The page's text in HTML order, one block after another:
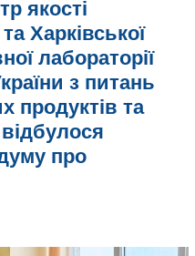
якості
Харківської
лабораторії
з питань
продуктів та
про